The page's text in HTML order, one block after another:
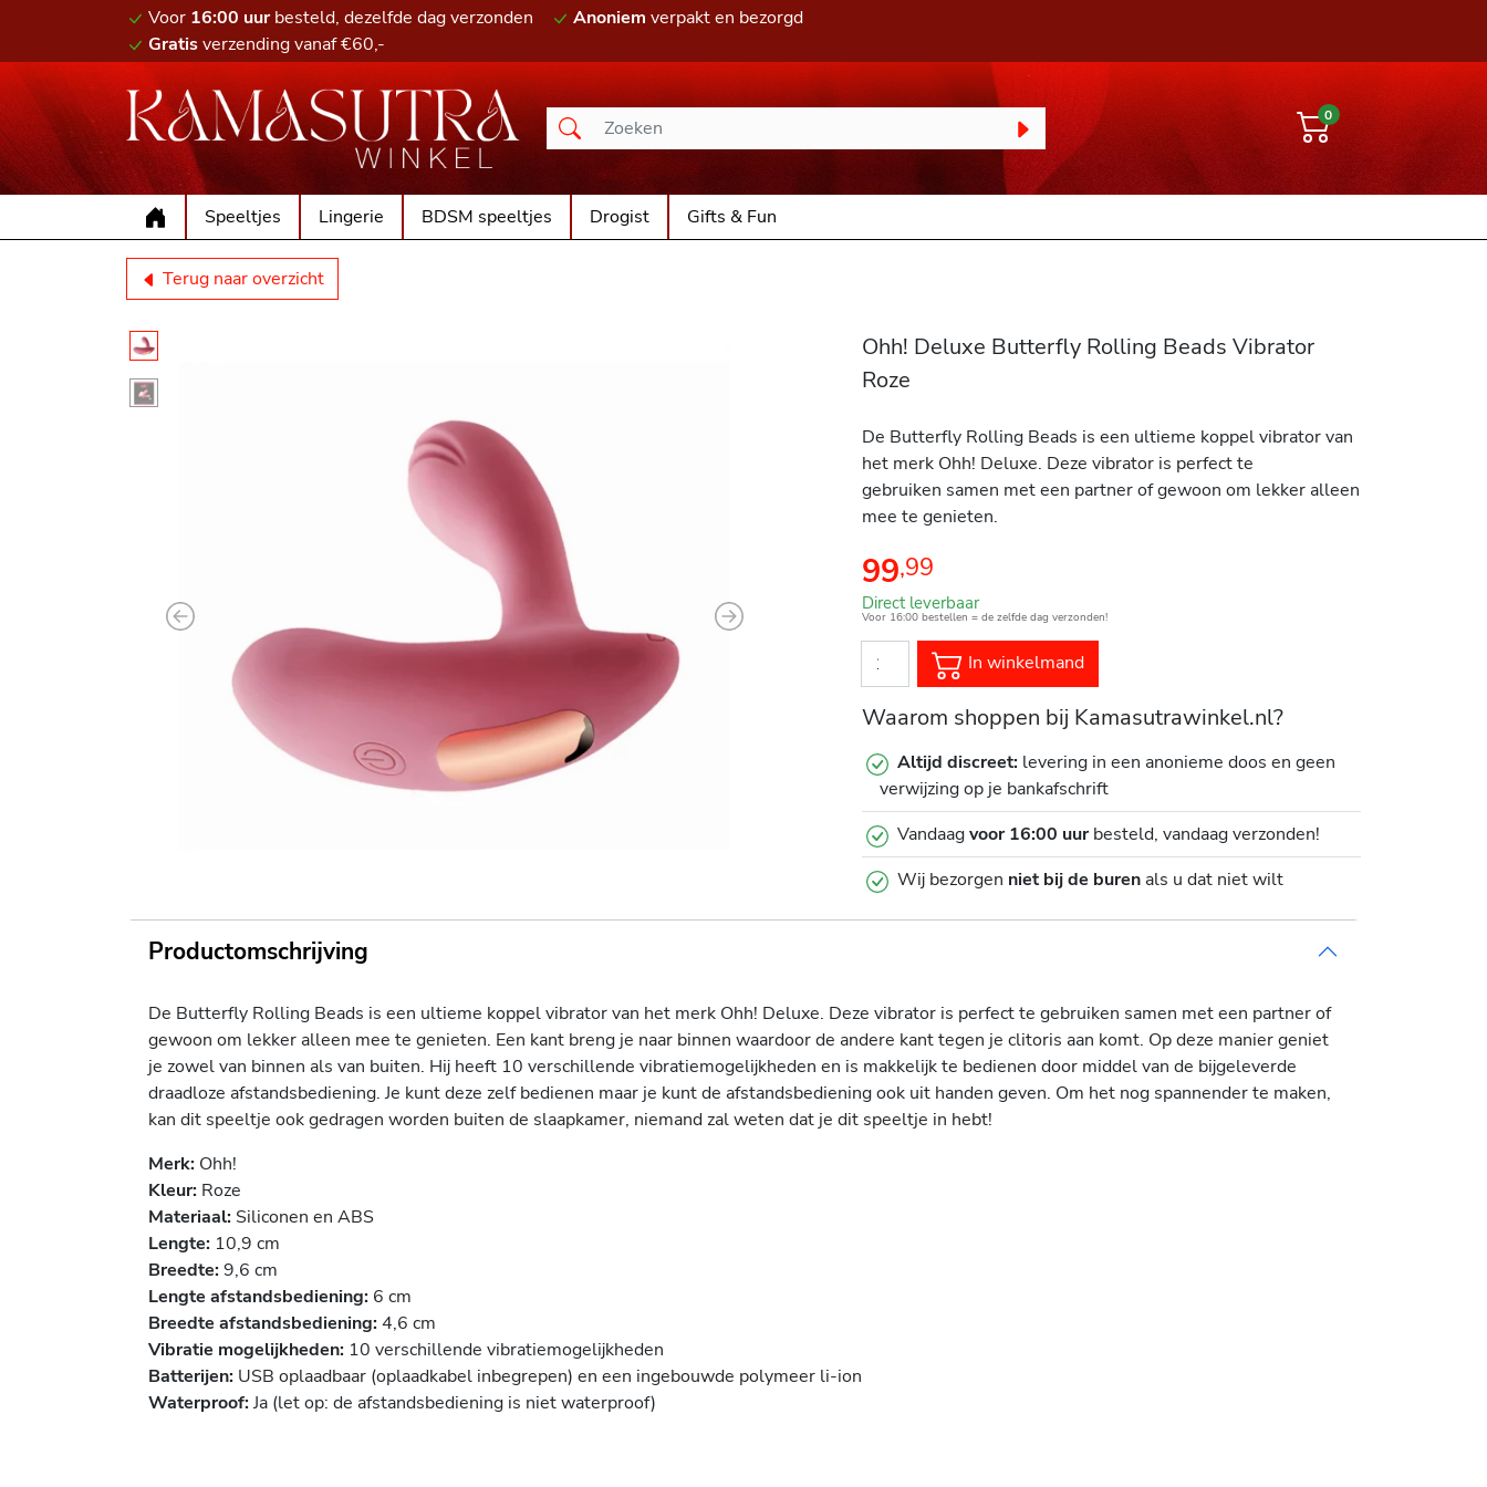
Voor 16:00 uurbesteld, dezelfde dag verzonden Anoniem verpakt en bezorgd
Gratisverzending vanaf €60,-
0
Speeltjes Lingerie BDSM speeltjes Drogist Gifts & Fun
Terug naar overzicht
Previous Next
Ohh! Deluxe Butterfly Rolling Beads Vibrator
Roze
De Butterfly Rolling Beads is een ultieme koppel vibrator van
het merk Ohh! Deluxe. Deze vibrator is perfect te
gebruiken samen met een partner of gewoon om lekker alleen
mee te genieten.
99,99
Direct leverbaar
Voor 16:00 bestellen = de zelfde dag verzonden!
In winkelmand
Waarom shoppen bij Kamasutrawinkel.nl?
Altijd discreet: levering in een anonieme doos en geen
verwijzing op je bankafschrift
Vandaagvoor 16:00 uurbesteld, vandaag verzonden!
Wij bezorgen niet bij de burenals u dat niet wilt
Productomschrijving
De Butterfly Rolling Beads is een ultieme koppel vibrator van het merk Ohh! Deluxe. Deze vibrator is perfect te gebruiken samen met een partner of
gewoon om lekker alleen mee te genieten. Een kant breng je naar binnen waardoor de andere kant tegen je clitoris aan komt. Op deze manier geniet
je zowel van binnen als van buiten. Hij heeft 10 verschillende vibratiemogelijkheden en is makkelijk te bedienen door middel van de bijgeleverde
draadloze afstandsbediening. Je kunt deze zelf bedienen maar je kunt de afstandsbediening ook uit handen geven. Om het nog spannender te maken,
kan dit speeltje ook gedragen worden buiten de slaapkamer, niemand zal weten dat je dit speeltje in hebt!
Merk: Ohh!
Kleur: Roze
Materiaal: Siliconen en ABS
Lengte: 10,9 cm
Breedte:9,6 cm
Lengte afstandsbediening: 6 cm
Breedte afstandsbediening:4,6 cm
Vibratie mogelijkheden: 10 verschillende vibratiemogelijkheden
Batterijen: USB oplaadbaar (oplaadkabel inbegrepen) en een ingebouwde polymeer li-ion
Waterproof:Ja (let op: de afstandsbediening is niet waterproof)